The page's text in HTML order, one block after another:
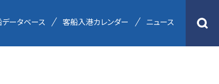
ータベース 客船入港カレンダー ニュース